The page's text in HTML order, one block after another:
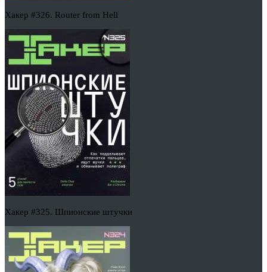
Хакер #326. Router from Hell
Хакер #325. Шпионские штучки